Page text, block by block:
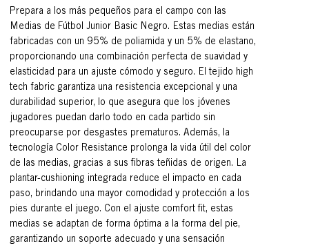
Prepara a los más pequeños para el campo con las
Medias de Fútbol Junior Basic Negro. Estas medias están
fabricadas con un 95% de poliamida y un 5% de elastano,
proporcionando una combinación perfecta de suavidad y
elasticidad para un ajuste cómodo y seguro. El tejido high
tech fabric garantiza una resistencia excepcional y una
durabilidad superior, lo que asegura que los jóvenes
jugadores puedan darlo todo en cada partido sin
preocuparse por desgastes prematuros. Además, la
tecnología Color Resistance prolonga la vida útil del color
de las medias, gracias a sus fibras teñidas de origen. La
plantar-cushioning integrada reduce el impacto en cada
paso, brindando una mayor comodidad y protección a los
pies durante el juego. Con el ajuste comfort fit, estas
medias se adaptan de forma óptima a la forma del pie,
garantizando un soporte adecuado y una sensación